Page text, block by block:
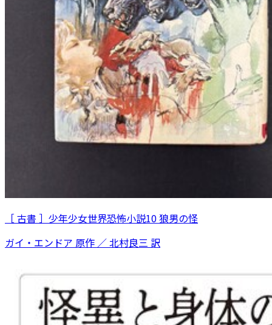
［ 古書 ］少年少女世界恐怖小説10 狼男の怪
ガイ・エンドア 原作 ／ 北村良三 訳